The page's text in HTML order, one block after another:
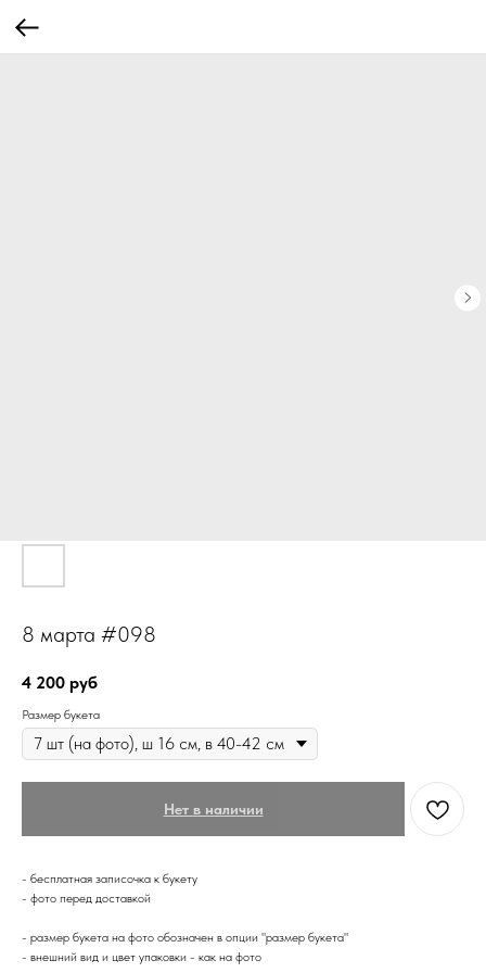
8 марта #098
4 200 руб
Размер букета
Нет в наличии
- бесплатная записочка к букету
- фото перед доставкой
- размер букета на фото обозначен в опции "размер букета"
- внешний вид и цвет упаковки - как на фото